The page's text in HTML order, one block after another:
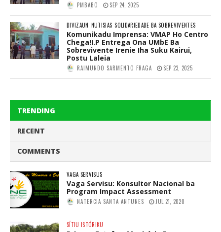
PMBABO SEP 24, 2025
DIVIZAUN NUTISIAS SOLIDARIEDADE BA SOBREVIVENTES
Komunikadu Imprensa: VMAP Ho Centro
Chega!I.P Entrega Ona UMbE Ba
Sobrevivente Irenie Iha Suku Kairui,
Postu Laleia
RAIMUNDO SARMENTO FRAGA SEP 23, 2025
TRENDING
RECENT
COMMENTS
VAGA SERVISUS
Vaga Servisu: Konsultor Nacional ba
Program Impact Assessment
NATERCIA SANTA ANTUNES JUL 21, 2020
SÍTIU ISTÓRIKU